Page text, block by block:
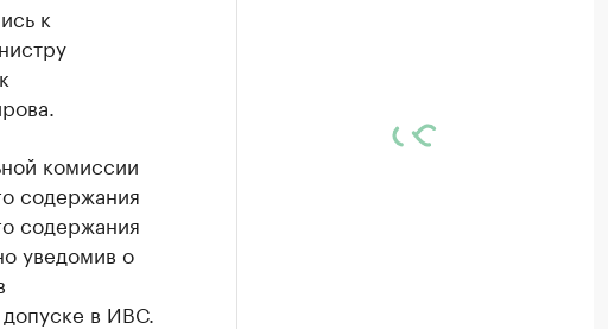
к
комиссии
содержания
содержания
уведомив о
в ИВС.